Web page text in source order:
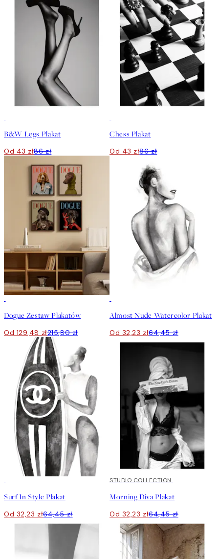
B&W Legs Plakat
Od 43 zł86 zł
Chess Plakat
Od 43 zł86 zł
Dogue Zestaw Plakatów
Od 129,48 zł215,80 zł
Almost Nude Watercolor Plakat
Od 32,23 zł64,45 zł
Surf In Style Plakat
Od 32,23 zł64,45 zł
50%*
STUDIO COLLECTION
Morning Diva Plakat
Od 32,23 zł64,45 zł